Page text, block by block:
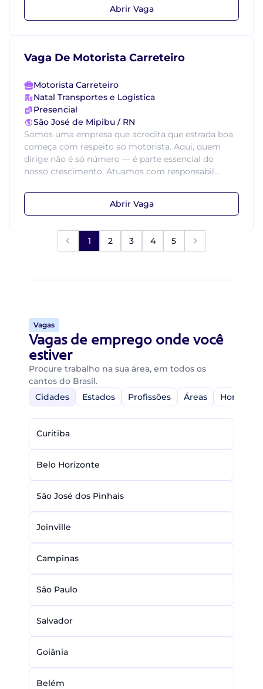
Abrir Vaga
Vaga De Motorista Carreteiro
Motorista Carreteiro
Natal Transportes e Logistica
Presencial
São José de Mipibu / RN
Somos uma empresa que acredita que estrada boa
começa com respeito ao motorista. Aqui, quem
dirige não é só número — é parte essencial do
nosso crescimento. Atuamos com responsabil...
Abrir Vaga
1 2 3 4 5
Vagas
Vagas de emprego onde você
estiver
Procure trabalho na sua área, em todos os
cantos do Brasil.
Cidades
Estados Profissões Áreas Home-
Curitiba
Belo Horizonte
São José dos Pinhais
Joinville
Campinas
São Paulo
Salvador
Goiânia
Belém